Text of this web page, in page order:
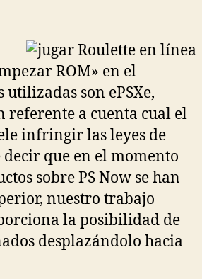
ROM» en el
son ePSXe,
referente a cuenta cual el
infringir las leyes de
decir que en el momento
sobre PS Now se han
nuestro trabajo
la posibilidad de
desplazándolo hacia